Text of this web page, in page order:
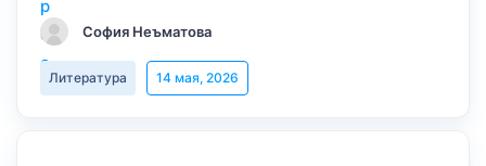
София Неъматова
Литература 14 мая, 2026